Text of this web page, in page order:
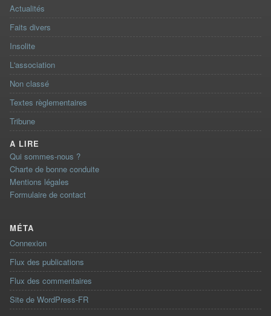
Actualités
Faits divers
Insolite
L'association
Non classé
Textes règlementaires
Tribune
A LIRE
Qui sommes-nous ?
Charte de bonne conduite
Mentions légales
Formulaire de contact
MÉTA
Connexion
Flux des publications
Flux des commentaires
Site de WordPress-FR